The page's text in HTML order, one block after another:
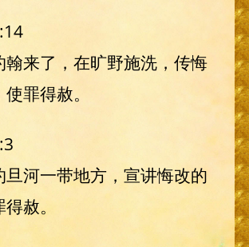
翰来了，在旷野施洗，传悔
罪得赦。
旦河一带地方，宣讲悔改的
赦。